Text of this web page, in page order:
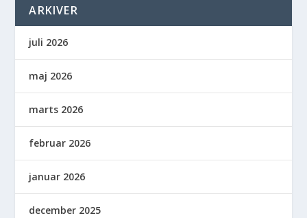
ARKIVER
juli 2026
maj 2026
marts 2026
februar 2026
januar 2026
december 2025